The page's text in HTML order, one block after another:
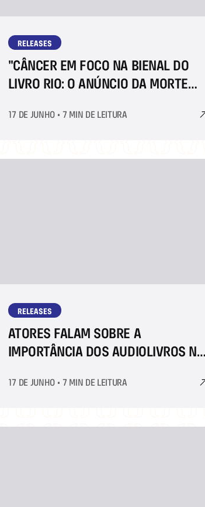
RELEASES
"CÂNCER EM FOCO NA BIENAL DO
LIVRO RIO: O ANÚNCIO DA MORTE
VIDA"
17 DE JUNHO • 7 MIN DE LEITURA
RELEASES
ATORES FALAM SOBRE A
IMPORTÂNCIA DOS AUDIOLIVROS NA
17 DE JUNHO • 7 MIN DE LEITURA